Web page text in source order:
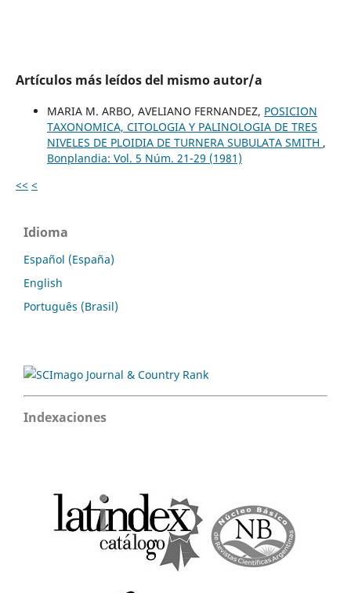
Artículos más leídos del mismo autor/a
MARIA M. ARBO, AVELIANO FERNANDEZ, POSICION
TAXONOMICA, CITOLOGIA Y PALINOLOGIA DE TRES
NIVELES DE PLOIDIA DE TURNERA SUBULATA SMITH ,
Bonplandia: Vol. 5 Núm. 21-29 (1981)
<< <
Idioma
Español (España)
English
Português (Brasil)
Indexaciones